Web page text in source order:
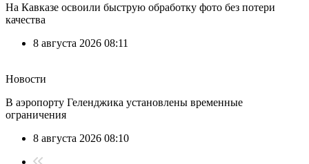
На Кавказе освоили быструю обработку фото без потери
качества
8 августа 2026 08:11
Новости
В аэропорту Геленджика установлены временные
ограничения
8 августа 2026 08:10